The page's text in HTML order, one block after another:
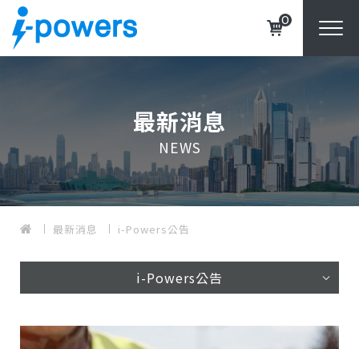
0
最新消息
NEWS
最新消息 i-Powers公告
i-Powers公告